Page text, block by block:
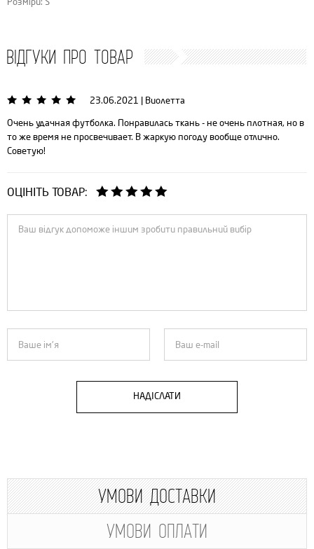
ВІДГУКИ ПРО ТОВАР
23.06.2021 Виолетта
Очень удачная футболка. Понравилась ткань - не очень плотная, но в
то же время не просвечивает. В жаркую погоду вообще отлично.
Советую!
ОЦІНІТЬ ТОВАР:
НАДІСЛАТИ
УМОВИ ДОСТАВКИ
УМОВИ ОПЛАТИ